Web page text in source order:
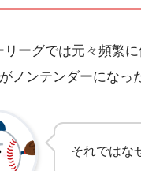
リーグでは元々頻繁
ノンテンダーになっ
それではな